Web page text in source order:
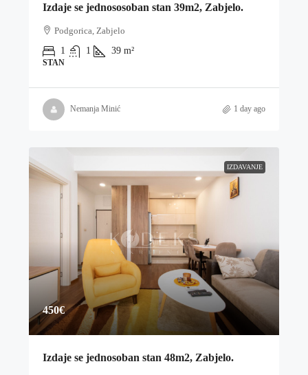
Izdaje se jednososoban stan 39m2, Zabjelo.
Podgorica, Zabjelo
1
1 39 m²
STAN
Nemanja Minić 1 day ago
IZDAVANJE
450€
Izdaje se jednosoban stan 48m2, Zabjelo.